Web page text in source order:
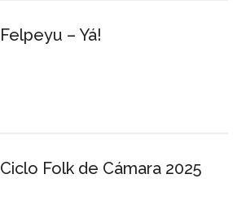
Felpeyu – Yá!
Ciclo Folk de Cámara 2025